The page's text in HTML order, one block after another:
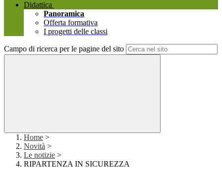
Didattica
Panoramica
Offerta formativa
I progetti delle classi
Campo di ricerca per le pagine del sito
Home >
Novità >
Le notizie >
RIPARTENZA IN SICUREZZA